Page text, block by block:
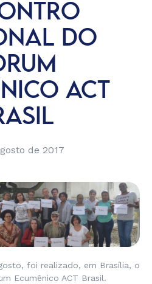
DO
ACT
de 2017
foi realizado, em Brasília, o
Ecumênico ACT Brasil.